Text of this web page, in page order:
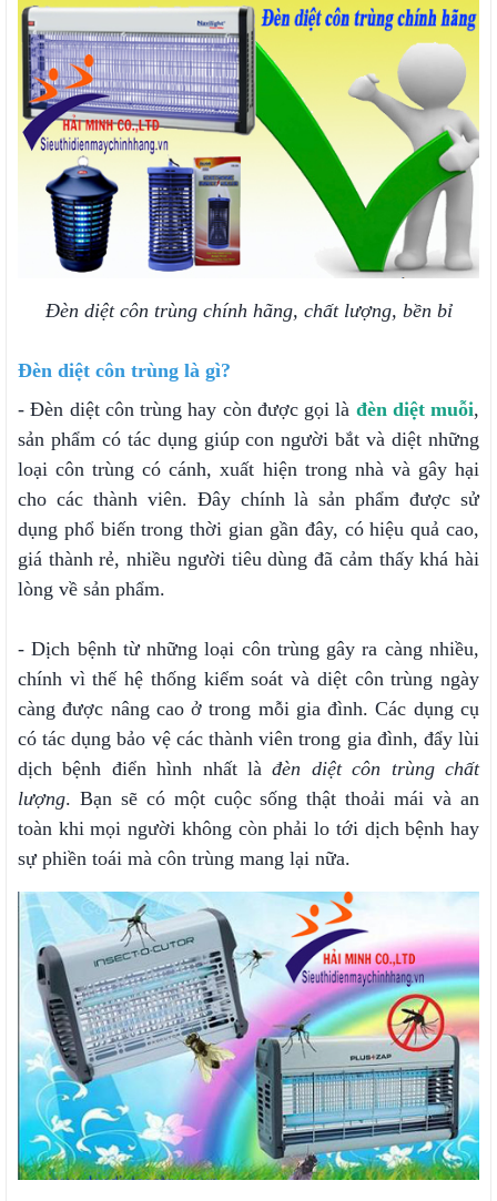
Đèn diệt côn trùng chính hãng, chất lượng, bền bỉ
Đèn diệt côn trùng là gì?
- Đèn diệt côn trùng hay còn được gọi là đèn diệt muỗi,
sản phẩm có tác dụng giúp con người bắt và diệt những
loại côn trùng có cánh, xuất hiện trong nhà và gây hại
cho các thành viên. Đây chính là sản phẩm được sử
dụng phổ biến trong thời gian gần đây, có hiệu quả cao,
giá thành rẻ, nhiều người tiêu dùng đã cảm thấy khá hài
lòng về sản phẩm.
- Dịch bệnh từ những loại côn trùng gây ra càng nhiều,
chính vì thế hệ thống kiểm soát và diệt côn trùng ngày
càng được nâng cao ở trong mỗi gia đình. Các dụng cụ
có tác dụng bảo vệ các thành viên trong gia đình, đẩy lùi
dịch bệnh điển hình nhất làđèn diệt côn trùng chất
lượng. Bạn sẽ có một cuộc sống thật thoải mái và an
toàn khi mọi người không còn phải lo tới dịch bệnh hay
sự phiền toái mà côn trùng mang lại nữa.